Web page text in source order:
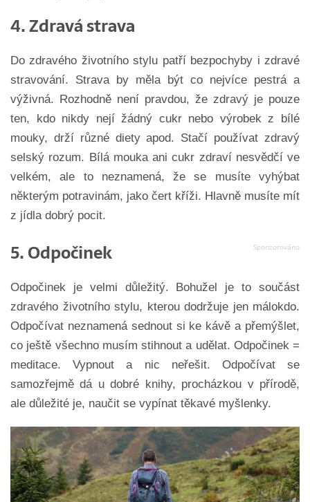
4. Zdravá strava
Do zdravého životního stylu patří bezpochyby i zdravé
stravování. Strava by měla být co nejvíce pestrá a
výživná. Rozhodně není pravdou, že zdravý je pouze
ten, kdo nikdy nejí žádný cukr nebo výrobek z bílé
mouky, drží různé diety apod. Stačí používat zdravý
selský rozum. Bílá mouka ani cukr zdraví nesvědčí ve
velkém, ale to neznamená, že se musíte vyhýbat
některým potravinám, jako čert kříži. Hlavně musíte mít
z jídla dobrý pocit.
5. Odpočinek
Odpočinek je velmi důležitý. Bohužel je to součást
zdravého životního stylu, kterou dodržuje jen málokdo.
Odpočívat neznamená sednout si ke kávě a přemýšlet,
co ještě všechno musím stihnout a udělat. Odpočinek =
meditace. Vypnout a nic neřešit. Odpočívat se
samozřejmě dá u dobré knihy, procházkou v přírodě,
ale důležité je, naučit se vypínat těkavé myšlenky.